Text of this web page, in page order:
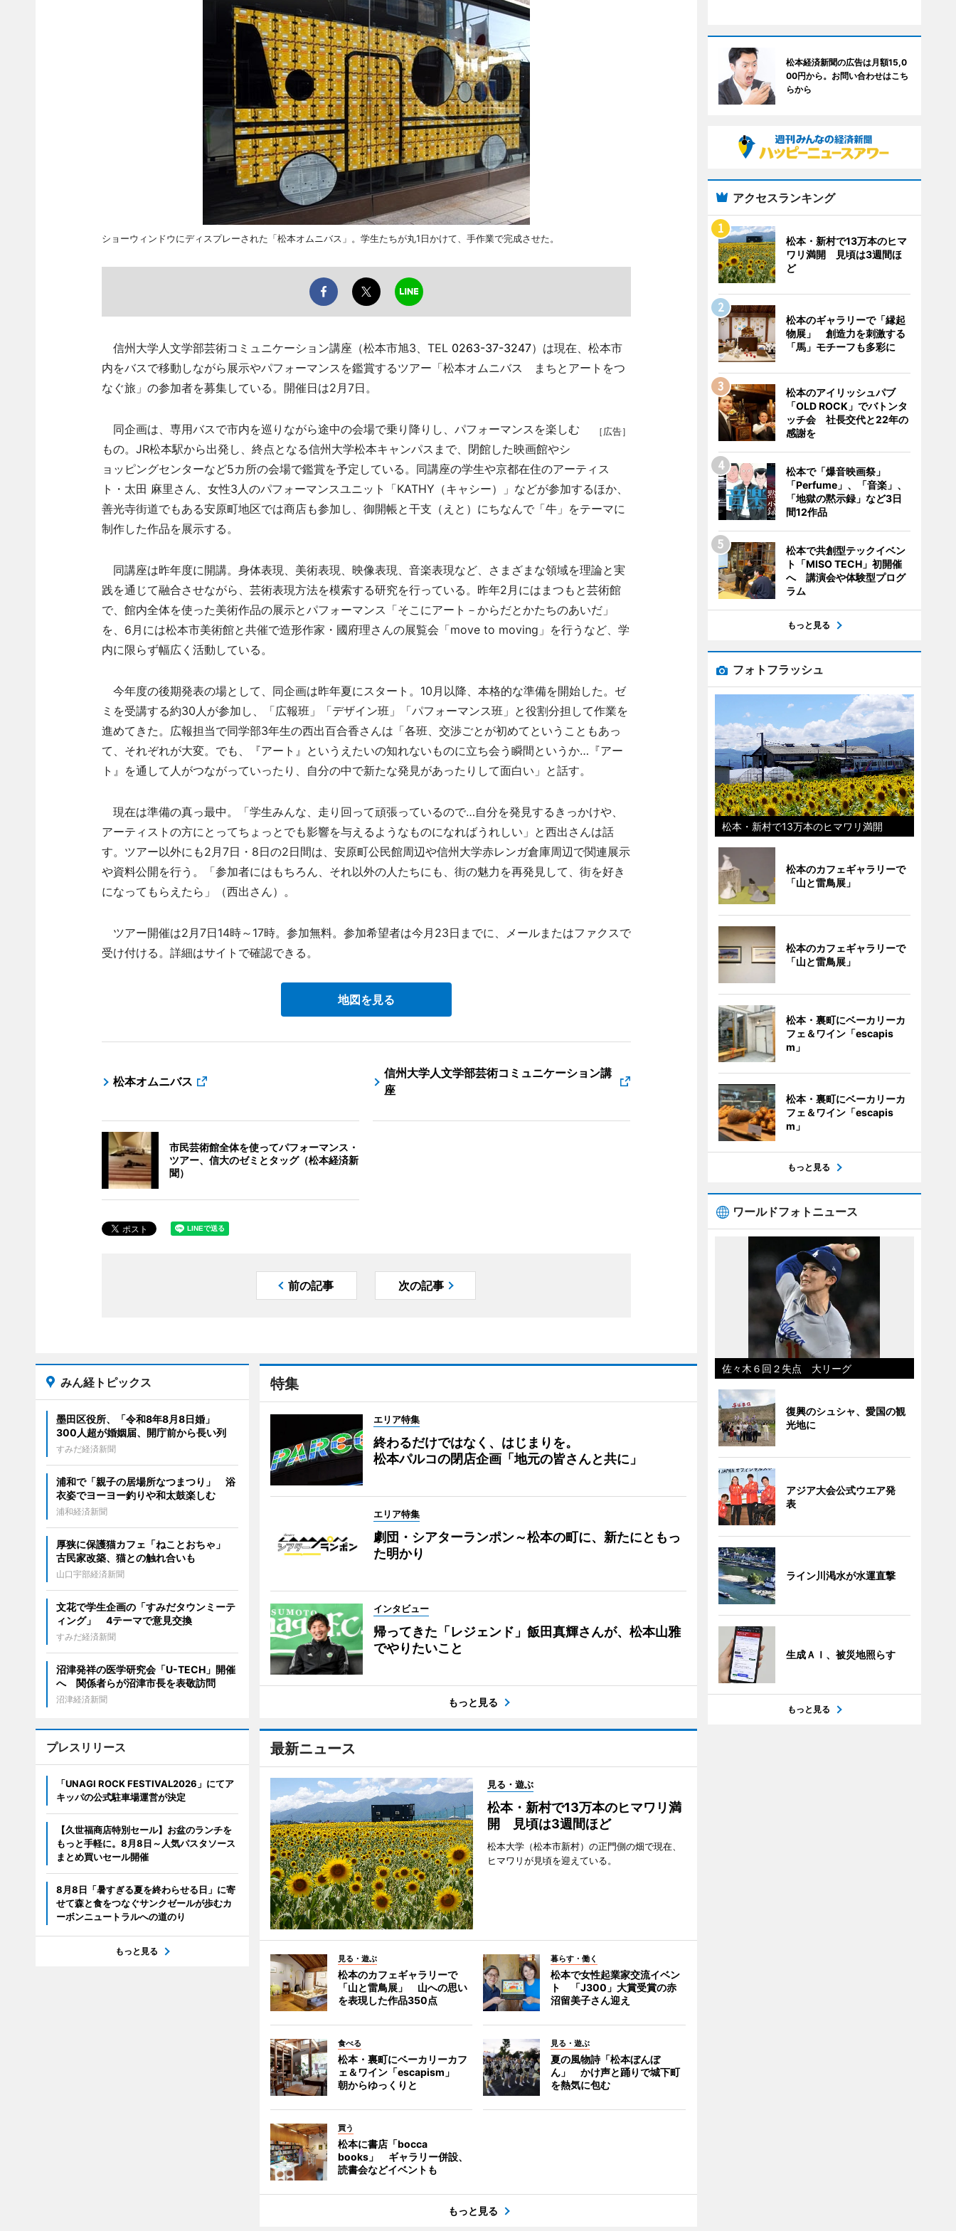
ショーウィンドウにディスプレーされた「松本オムニバス」。学生たちが丸1日かけて、手作業で完成させた。
信州大学人文学部芸術コミュニケーション講座（松本市旭3、TEL 0263-37-3247）は現在、松本市
内をバスで移動しながら展示やパフォーマンスを鑑賞するツアー「松本オムニバス まちとアートをつ
なぐ旅」の参加者を募集している。開催日は2月7日。
［広告］
同企画は、専用バスで市内を巡りながら途中の会場で乗り降りし、パフォーマンスを楽しむ
もの。JR松本駅から出発し、終点となる信州大学松本キャンパスまで、閉館した映画館やシ
ョッピングセンターなど5カ所の会場で鑑賞を予定している。同講座の学生や京都在住のアーティス
ト・太田 麻里さん、女性3人のパフォーマンスユニット「KATHY（キャシー）」などが参加するほか、
善光寺街道でもある安原町地区では商店も参加し、御開帳と干支（えと）にちなんで「牛」をテーマに
制作した作品を展示する。
同講座は昨年度に開講。身体表現、美術表現、映像表現、音楽表現など、さまざまな領域を理論と実
践を通じて融合させながら、芸術表現方法を模索する研究を行っている。昨年2月にはまつもと芸術館
で、館内全体を使った美術作品の展示とパフォーマンス「そこにアート－からだとかたちのあいだ」
を、6月には松本市美術館と共催で造形作家・國府理さんの展覧会「move to moving」を行うなど、学
内に限らず幅広く活動している。
今年度の後期発表の場として、同企画は昨年夏にスタート。10月以降、本格的な準備を開始した。ゼ
ミを受講する約30人が参加し、「広報班」「デザイン班」「パフォーマンス班」と役割分担して作業を
進めてきた。広報担当で同学部3年生の西出百合香さんは「各班、交渉ごとが初めてということもあっ
て、それぞれが大変。でも、『アート』というえたいの知れないものに立ち会う瞬間というか…『アー
ト』を通して人がつながっていったり、自分の中で新たな発見があったりして面白い」と話す。
現在は準備の真っ最中。「学生みんな、走り回って頑張っているので…自分を発見するきっかけや、
アーティストの方にとってちょっとでも影響を与えるようなものになればうれしい」と西出さんは話
す。ツアー以外にも2月7日・8日の2日間は、安原町公民館周辺や信州大学赤レンガ倉庫周辺で関連展示
や資料公開を行う。「参加者にはもちろん、それ以外の人たちにも、街の魅力を再発見して、街を好き
になってもらえたら」（西出さん）。
ツアー開催は2月7日14時～17時。参加無料。参加希望者は今月23日までに、メールまたはファクスで
受け付ける。詳細はサイトで確認できる。
地図を見る
松本オムニバス
信州大学人文学部芸術コミュニケーション講
座
市民芸術館全体を使ってパフォーマンス・
ツアー、信大のゼミとタッグ（松本経済新
聞）
前の記事 次の記事
特集
エリア特集
終わるだけではなく、はじまりを。
松本パルコの閉店企画「地元の皆さんと共に」
エリア特集
劇団・シアターランポン～松本の町に、新たにともっ
た明かり
インタビュー
帰ってきた「レジェンド」飯田真輝さんが、松本山雅
でやりたいこと
もっと見る
最新ニュース
見る・遊ぶ
松本・新村で13万本のヒマワリ満
開 見頃は3週間ほど
松本大学（松本市新村）の正門側の畑で現在、
ヒマワリが見頃を迎えている。
見る・遊ぶ
松本のカフェギャラリーで
「山と雷鳥展」 山への思い
を表現した作品350点
暮らす・働く
松本で女性起業家交流イベン
ト 「J300」大賞受賞の赤
沼留美子さん迎え
食べる
松本・裏町にベーカリーカフ
ェ＆ワイン「escapism」
朝からゆっくりと
見る・遊ぶ
夏の風物詩「松本ぼんぼ
ん」 かけ声と踊りで城下町
を熱気に包む
買う
松本に書店「bocca
books」 ギャラリー併設、
読書会などイベントも
もっと見る
みん経トピックス
墨田区役所、「令和8年8月8日婚」
300人超が婚姻届、開庁前から長い列
すみだ経済新聞
浦和で「親子の居場所なつまつり」 浴
衣姿でヨーヨー釣りや和太鼓楽しむ
浦和経済新聞
厚狭に保護猫カフェ「ねことおちゃ」
古民家改築、猫との触れ合いも
山口宇部経済新聞
文花で学生企画の「すみだタウンミーテ
ィング」 4テーマで意見交換
すみだ経済新聞
沼津発祥の医学研究会「U-TECH」開催
へ 関係者らが沼津市長を表敬訪問
沼津経済新聞
プレスリリース
「UNAGI ROCK FESTIVAL2026」にてア
キッパの公式駐車場運営が決定
【久世福商店特別セール】お盆のランチを
もっと手軽に。8月8日～人気パスタソース
まとめ買いセール開催
8月8日「暑すぎる夏を終わらせる日」に寄
せて森と食をつなぐサンクゼールが歩むカ
ーボンニュートラルへの道のり
もっと見る
松本経済新聞の広告は月額15,0
00円から。お問い合わせはこち
らから
アクセスランキング
松本・新村で13万本のヒマ
ワリ満開 見頃は3週間ほ
ど
松本のギャラリーで「縁起
物展」 創造力を刺激する
「馬」モチーフも多彩に
松本のアイリッシュパブ
「OLD ROCK」でバトンタ
ッチ会 社長交代と22年の
感謝を
松本で「爆音映画祭」
「Perfume」、「音楽」、
「地獄の黙示録」など3日
間12作品
松本で共創型テックイベン
ト「MISO TECH」初開催
へ 講演会や体験型プログ
ラム
もっと見る
フォトフラッシュ
松本・新村で13万本のヒマワリ満開
松本のカフェギャラリーで
「山と雷鳥展」
松本のカフェギャラリーで
「山と雷鳥展」
松本・裏町にベーカリーカ
フェ＆ワイン「escapis
m」
松本・裏町にベーカリーカ
フェ＆ワイン「escapis
m」
もっと見る
ワールドフォトニュース
佐々木６回２失点 大リーグ
復興のシュシャ、愛国の観
光地に
アジア大会公式ウエア発
表
ライン川渇水が水運直撃
生成ＡＩ、被災地照らす
もっと見る